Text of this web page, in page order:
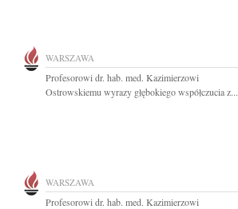
WARSZAWA
Profesorowi dr. hab. med. Kazimierzowi
Ostrowskiemu wyrazy głębokiego współczucia z...
WARSZAWA
Profesorowi dr. hab. med. Kazimierzowi